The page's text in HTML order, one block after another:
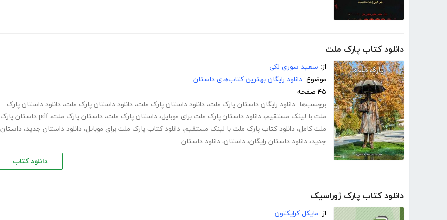
دانلود کتاب پارک ملت
از: سعید سوری لکی
موضوع: دانلود رایگان بهترین کتاب‌های داستان
۴۵ صفحه
برچسب‌ها: دانلود رایگان داستان پارک ملت، دانلود داستان پارک ملت، دانلود داستان پارک ملت، دانلود داستان پارک
ملت با لینک مستقیم، دانلود داستان پارک ملت برای موبایل، داستان پارک ملت، داستان پارک ملت،
pdf داستان پارک
ملت کامل، دانلود کتاب پارک ملت با لینک مستقیم، دانلود کتاب پارک ملت برای موبایل، دانلود داستان جدید، داستان
جدید، دانلود داستان رایگان، داستان، دانلود داستان
دانلود کتاب
دانلود کتاب پارک ژوراسیک
از: مایکل کرایکتون